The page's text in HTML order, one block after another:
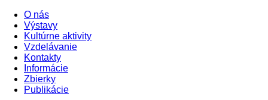
O nás
Výstavy
Kultúrne aktivity
Vzdelávanie
Kontakty
Informácie
Zbierky
Publikácie